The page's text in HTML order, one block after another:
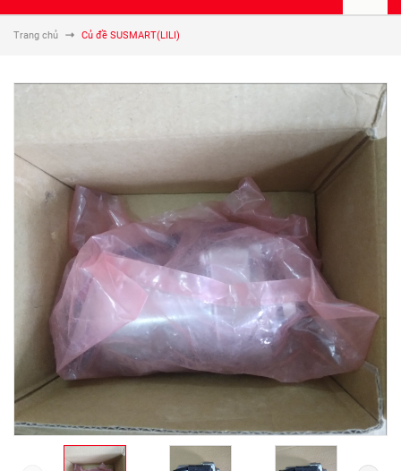
Trang chủ Củ đề SUSMART(LILI)